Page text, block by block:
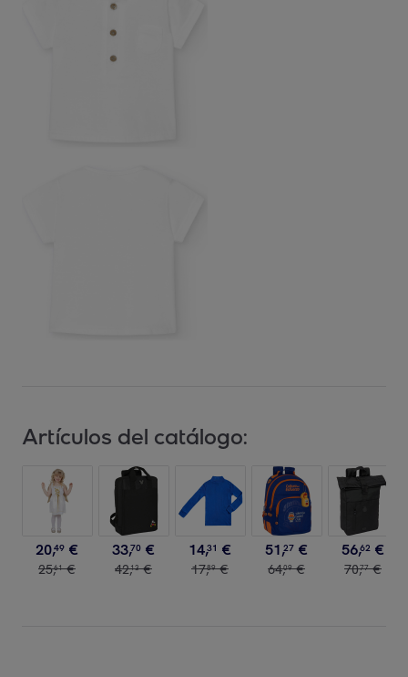
Artículos del catálogo:
20,49 €
25,61 €
33,70 €
42,13 €
14,31 €
17,89 €
51,27 €
64,09 €
56,62 €
70,77 €